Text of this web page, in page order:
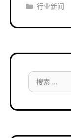
分
行业新闻
搜
索：